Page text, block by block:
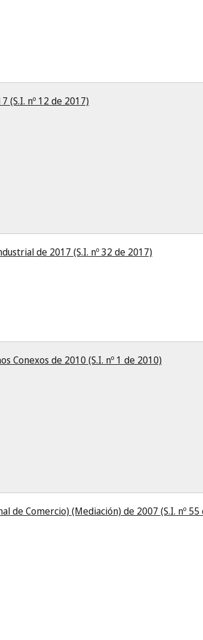
(S.I. nº 12 de 2017)
de 2017 (S.I. nº 32 de 2017)
Conexos de 2010 (S.I. nº 1 de 2010)
de Comercio) (Mediación) de 2007 (S.I. nº 55